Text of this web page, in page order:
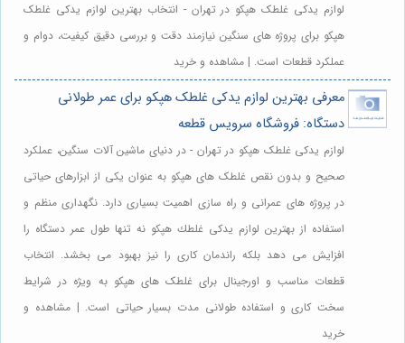
لوازم یدکی غلطک هپکو در تهران - انتخاب بهترین لوازم یدکی غلطک
هپکو برای پروژه های سنگین نیازمند دقت و بررسی دقیق کیفیت، دوام و
عملکرد قطعات است. | مشاهده و خرید
معرفی بهترین لوازم یدکی غلطک هپکو برای عمر طولانی
دستگاه: فروشگاه سرویس قطعه
لوازم یدکی غلطک هپکو در تهران - در دنیای ماشین آلات سنگین، عملکرد
صحیح و بدون نقص غلطک های هپکو به عنوان یکی از ابزارهای حیاتی
در پروژه های عمرانی و راه سازی اهمیت بسیاری دارد. نگهداری منظم و
استفاده از بهترین لوازم يدكى غلطك هپكو نه تنها طول عمر دستگاه را
افزایش می دهد بلکه راندمان کاری را نیز بهبود می بخشد. انتخاب
قطعات مناسب و اورجینال برای غلطک های هپکو به ویژه در شرایط
سخت کاری و استفاده طولانی مدت بسیار حیاتی است. | مشاهده و
خرید